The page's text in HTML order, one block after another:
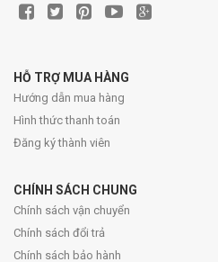
HỖ TRỢ MUA HÀNG
Hướng dẫn mua hàng
Hình thức thanh toán
Đăng ký thành viên
CHÍNH SÁCH CHUNG
Chính sách vận chuyển
Chính sách đổi trả
Chính sách bảo hành